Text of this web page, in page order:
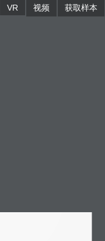
VR 视频 获取样本